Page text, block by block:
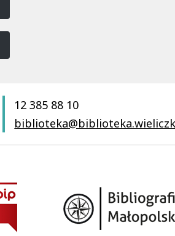
12 385 88 10